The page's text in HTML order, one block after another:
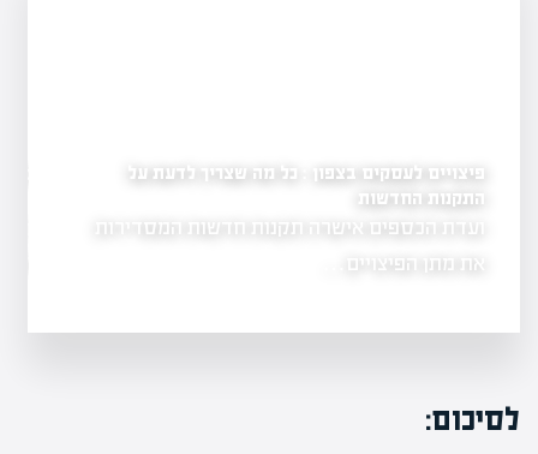
הבנה
פיצויים לעסקים בצפון : כל מה שצריך לדעת על
התקנות החדשות
ועדת הכספים אישרה תקנות חדשות המסדירות
את מתן הפיצויים…
מקרי בוחן: דוגמאות
לסיכום: